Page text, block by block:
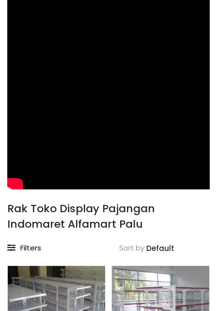
Rak Toko Display Pajangan
Indomaret Alfamart Palu
Filters Sort by